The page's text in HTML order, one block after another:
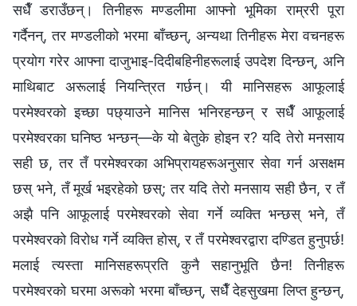
सधैँ डराउँछन्। तिनीहरू मण्डलीमा आफ्नो भूमिका राम्ररी पूरा
गर्दैनन्, तर मण्डलीको भरमा बाँच्छन्, अन्यथा तिनीहरू मेरा वचनहरू
प्रयोग गरेर आफ्ना दाजुभाइ-दिदीबहिनीहरूलाई उपदेश दिन्छन्, अनि
माथिबाट अरूलाई नियन्त्रित गर्छन्। यी मानिसहरू आफूलाई
परमेश्‍वरको इच्छा पछ्याउने मानिस भनिरहन्छन् र सधैँ आफूलाई
परमेश्‍वरका घनिष्ठ भन्छन्—के यो बेतुके होइन र? यदि तेरो मनसाय
सही छ, तर तँ परमेश्‍वरका अभिप्रायहरूअनुसार सेवा गर्न असक्षम
छस् भने, तँ मूर्ख भइरहेको छस्; तर यदि तेरो मनसाय सही छैन, र तँ
अझै पनि आफूलाई परमेश्‍वरको सेवा गर्ने व्यक्ति भन्छस् भने, तँ
परमेश्‍वरको विरोध गर्ने व्यक्ति होस्, र तँ परमेश्‍वरद्वारा दण्डित हुनुपर्छ!
मलाई त्यस्ता मानिसहरूप्रति कुनै सहानुभूति छैन! तिनीहरू
परमेश्‍वरको घरमा अरूको भरमा बाँच्छन्, सधैँ देहसुखमा लिप्त हुन्छन्,